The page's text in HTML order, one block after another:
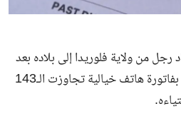
من ولاية فلوريدا إلى بلاده بعد
رحلة ممتعة إلى أوروبا، ليُفاجأ بفاتورة هاتف خيالية تجاوزت الـ143